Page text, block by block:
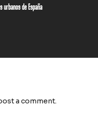
de España
a comment.